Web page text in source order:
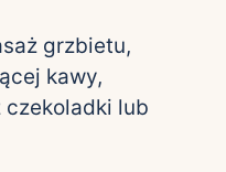
grzbietu,
kawy,
lub